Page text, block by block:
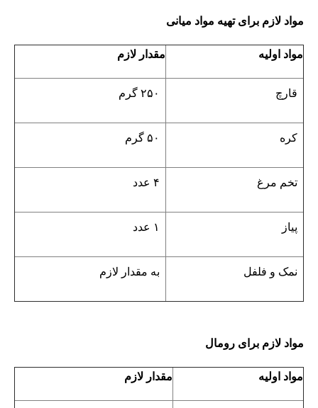
مواد لازم برای تهیه مواد میانی
مواد اولیه مقدار لازم
قارچ ۲۵۰ گرم
کره ۵۰ گرم
تخم مرغ ۴ عدد
پیاز ۱ عدد
نمک و فلفل به مقدار لازم
مواد لازم برای رومال
مواد اولیه مقدار لازم